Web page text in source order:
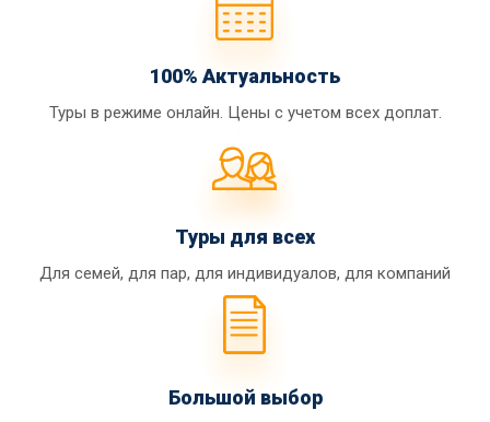
100% Актуальность
Туры в режиме онлайн. Цены с учетом всех доплат.
Туры для всех
Для семей, для пар, для индивидуалов, для компаний
Большой выбор